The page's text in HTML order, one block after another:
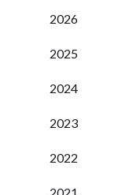
2026
2025
2024
2023
2022